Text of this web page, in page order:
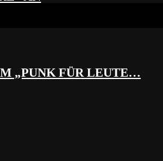
„PUNK FÜR LEUTE…